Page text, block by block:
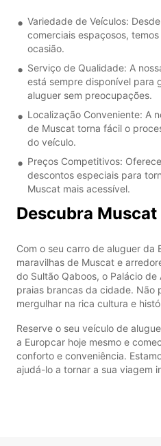
Variedade de Veículos:
comerciais espaçosos,
ocasião.
Serviço de Qualidade: A
está sempre disponível para
aluguer sem preocupações.
Localização Conveniente: A
de Muscat torna fácil o
do veículo.
Preços Competitivos:
descontos especiais para
Muscat mais acessível.
Descubra
Com o seu carro de aluguer da
maravilhas de Muscat e
do Sultão Qaboos, o Palácio
praias brancas da cidade. Não
mergulhar na rica cultura e
Reserve o seu veículo de
a Europcar hoje mesmo e
conforto e conveniência.
ajudá-lo a tornar a sua viagem